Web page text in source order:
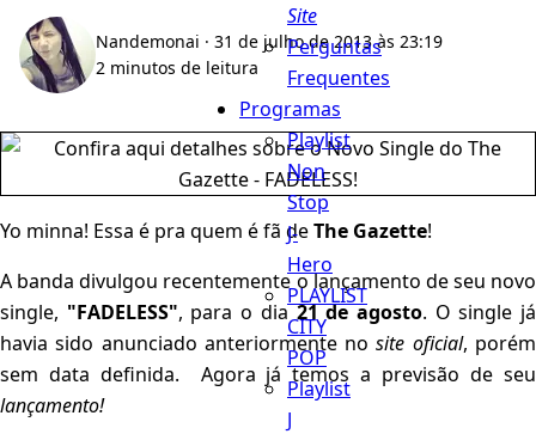
Site
Perguntas
Frequentes
Programas
Playlist
Non
Stop
J-
Hero
PLAYLIST
CITY
POP
Playlist
J
Nandemonai · 31 de julho de 2013 às 23:19
2 minutos de leitura
Yo minna! Essa é pra quem é fã deThe Gazette!
A banda divulgou recentemente o lançamento de seu novo
single, "FADELESS", para o dia21 de agosto. O single já
havia sido anunciado anteriormente nosite oficial, porém
sem data definida. Agora já temos a previsão de seu
lançamento!